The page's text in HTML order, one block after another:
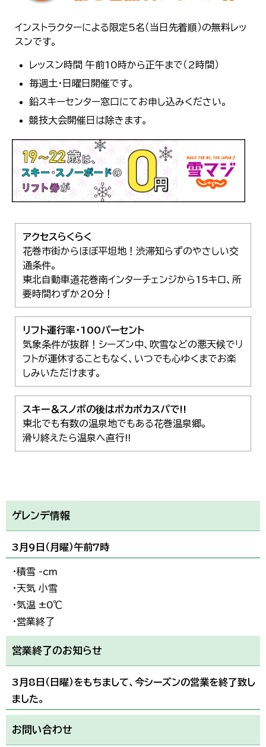
インストラクターによる限定5名（当日先着順）の無料レッ
スンです。
レッスン時間 午前10時から正午まで（2時間）
毎週土・日曜日開催です。
鉛スキーセンター窓口にてお申し込みください。
競技大会開催日は除きます。
アクセスらくらく
花巻市街からほぼ平坦地！渋滞知らずのやさしい交
通条件。
東北自動車道花巻南インターチェンジから15キロ、所
要時間わずか20分！
リフト運行率・100パーセント
気象条件が抜群！シーズン中、吹雪などの悪天候でリ
フトが運休することもなく、いつでも心ゆくまでお楽
しみいただけます。
スキー＆スノボの後はポカポカスパで!!
東北でも有数の温泉地でもある花巻温泉郷。
滑り終えたら温泉へ直行!!
ゲレンデ情報
3月9日（月曜）午前7時
・積雪 -cm
・天気 小雪
・気温 ±0℃
・営業終了
営業終了のお知らせ
3月8日（日曜）をもちまして、今シーズンの営業を終了致し
ました。
お問い合わせ